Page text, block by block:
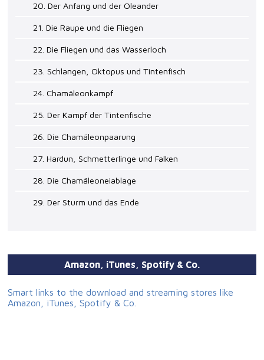
20. Der Anfang und der Oleander
21. Die Raupe und die Fliegen
22. Die Fliegen und das Wasserloch
23. Schlangen, Oktopus und Tintenfisch
24. Chamäleonkampf
25. Der Kampf der Tintenfische
26. Die Chamäleonpaarung
27. Hardun, Schmetterlinge und Falken
28. Die Chamäleoneiablage
29. Der Sturm und das Ende
Amazon, iTunes, Spotify & Co.
Smart links to the download and streaming stores like
Amazon, iTunes, Spotify & Co.